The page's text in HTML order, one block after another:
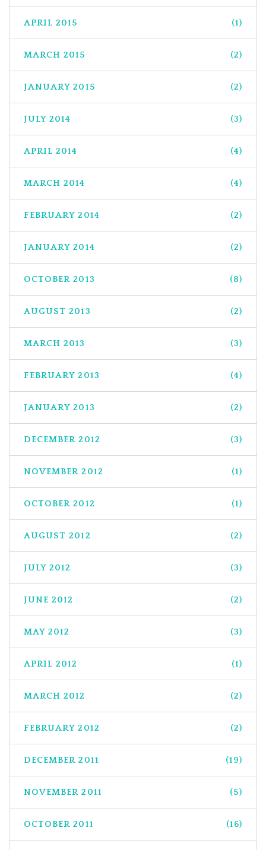
APRIL 2015 (1)
MARCH 2015 (2)
JANUARY 2015 (2)
JULY 2014 (3)
APRIL 2014 (4)
MARCH 2014 (4)
FEBRUARY 2014 (2)
JANUARY 2014 (2)
OCTOBER 2013 (8)
AUGUST 2013 (2)
MARCH 2013 (3)
FEBRUARY 2013 (4)
JANUARY 2013 (2)
DECEMBER 2012 (3)
NOVEMBER 2012 (1)
OCTOBER 2012 (1)
AUGUST 2012 (2)
JULY 2012 (3)
JUNE 2012 (2)
MAY 2012 (3)
APRIL 2012 (1)
MARCH 2012 (2)
FEBRUARY 2012 (2)
DECEMBER 2011 (19)
NOVEMBER 2011 (5)
OCTOBER 2011 (16)